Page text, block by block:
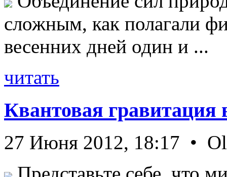
сложным, как полагали
весенних дней один и ...
читать
Квантовая гравитация
27 Июня 2012, 18:17 •